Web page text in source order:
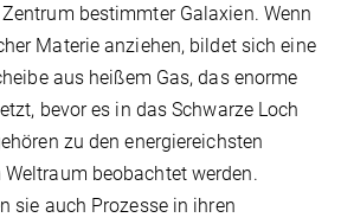
bestimmter Galaxien. Wenn
Materie anziehen, bildet sich eine
aus heißem Gas, das enorme
bevor es in das Schwarze Loch
zu den energiereichsten
beobachtet werden.
sie auch Prozesse in ihren